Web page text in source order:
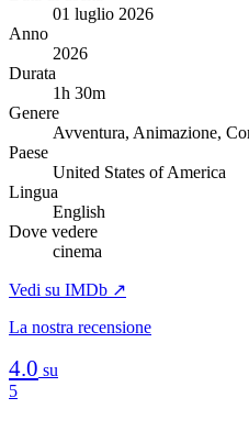
01 luglio 2026
Anno
2026
Durata
1h 30m
Genere
Avventura, Animazione,
Paese
United States of America
Lingua
English
Dove vedere
cinema
Vedi su IMDb ↗
La nostra recensione
4.0 su
5